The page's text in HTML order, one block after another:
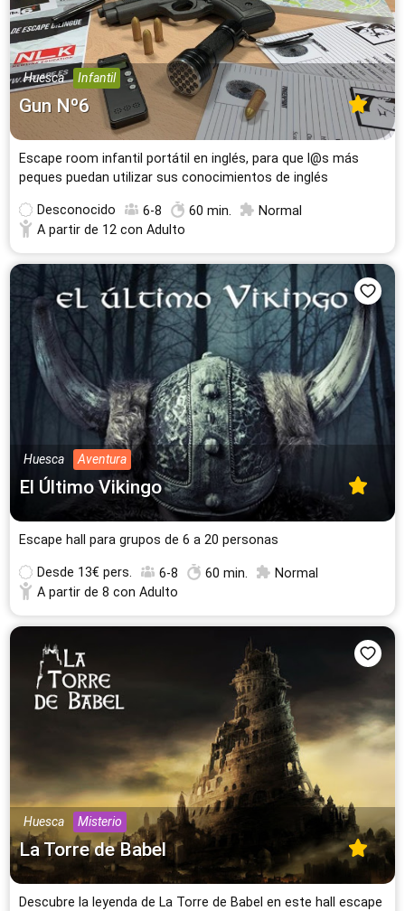
26 Escape Rooms 24 Escape Rooms
Murcia
24 Escape Rooms
Granada
23 Escape Rooms
Vigo
22 Escape Rooms
Santander
22 Escape Rooms
Valladolid
20 Escape Rooms
Palma de Mallorca
17 Escape Rooms
Cáceres
17 Escape Rooms
Mataró
Todas las ciudades
Huesca Infantil
Gun Nº6
Escape room infantil portátil en inglés, para que l@s más
peques puedan utilizar sus conocimientos de inglés
Desconocido 6-8 60 min.
Normal
A partir de 12 con Adulto
Huesca Aventura
El Último Vikingo
Escape hall para grupos de 6 a 20 personas
Desde 13€ pers. 6-8 60 min.
Normal
A partir de 8 con Adulto
Huesca Misterio
La Torre de Babel
Descubre la leyenda de La Torre de Babel en este hall escape